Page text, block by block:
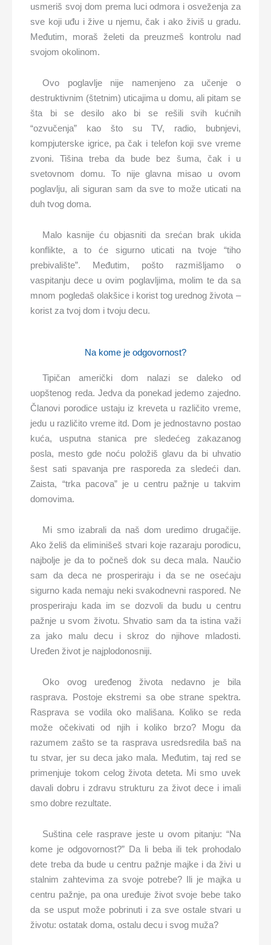
usmeriš svoj dom prema luci odmora i osveženja za
sve koji uđu i žive u njemu, čak i ako živiš u gradu.
Međutim, moraš želeti da preuzmeš kontrolu nad
svojom okolinom.
Ovo poglavlje nije namenjeno za učenje o
destruktivnim (štetnim) uticajima u domu, ali pitam se
šta bi se desilo ako bi se rešili svih kućnih
“ozvučenja” kao što su TV, radio, bubnjevi,
kompjuterske igrice, pa čak i telefon koji sve vreme
zvoni. Tišina treba da bude bez šuma, čak i u
svetovnom domu. To nije glavna misao u ovom
poglavlju, ali siguran sam da sve to može uticati na
duh tvog doma.
Malo kasnije ću objasniti da srećan brak ukida
konflikte, a to će sigurno uticati na tvoje “tiho
prebivalište”. Međutim, pošto razmišljamo o
vaspitanju dece u ovim poglavljima, molim te da sa
mnom pogledaš olakšice i korist tog urednog života –
korist za tvoj dom i tvoju decu.
Na kome je odgovornost?
Tipičan američki dom nalazi se daleko od
uopštenog reda. Jedva da ponekad jedemo zajedno.
Članovi porodice ustaju iz kreveta u različito vreme,
jedu u različito vreme itd. Dom je jednostavno postao
kuća, usputna stanica pre sledećeg zakazanog
posla, mesto gde noću položiš glavu da bi uhvatio
šest sati spavanja pre rasporeda za sledeći dan.
Zaista, “trka pacova” je u centru pažnje u takvim
domovima.
Mi smo izabrali da naš dom uredimo drugačije.
Ako želiš da eliminišeš stvari koje razaraju porodicu,
najbolje je da to počneš dok su deca mala. Naučio
sam da deca ne prosperiraju i da se ne osećaju
sigurno kada nemaju neki svakodnevni raspored. Ne
prosperiraju kada im se dozvoli da budu u centru
pažnje u svom životu. Shvatio sam da ta istina važi
za jako malu decu i skroz do njihove mladosti.
Uređen život je najplodonosniji.
Oko ovog uređenog života nedavno je bila
rasprava. Postoje ekstremi sa obe strane spektra.
Rasprava se vodila oko mališana. Koliko se reda
može očekivati od njih i koliko brzo? Mogu da
razumem zašto se ta rasprava usredsredila baš na
tu stvar, jer su deca jako mala. Međutim, taj red se
primenjuje tokom celog života deteta. Mi smo uvek
davali dobru i zdravu strukturu za život dece i imali
smo dobre rezultate.
Suština cele rasprave jeste u ovom pitanju: “Na
kome je odgovornost?” Da li beba ili tek prohodalo
dete treba da bude u centru pažnje majke i da živi u
stalnim zahtevima za svoje potrebe? Ili je majka u
centru pažnje, pa ona uređuje život svoje bebe tako
da se usput može pobrinuti i za sve ostale stvari u
životu: ostatak doma, ostalu decu i svog muža?